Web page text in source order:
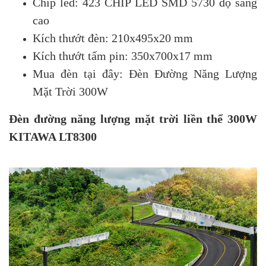
cao
Kích thướt đèn: 210x495x20 mm
Kích thướt tấm pin: 350x700x17 mm
Mua đèn tại đây: Đèn Đường Năng Lượng
Mặt Trời 300W
Đèn đường năng lượng mặt trời liền thể 300W
KITAWA LT8300